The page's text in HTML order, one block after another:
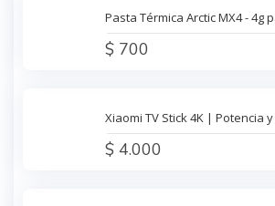
Pasta Térmica Arctic MX4 - 4g
$ 700
Xiaomi TV Stick 4K | Potencia y
$ 4.000